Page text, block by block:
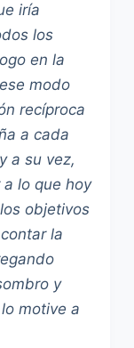
iría
los
en la
modo
recíproca
a cada
a su vez,
lo que hoy
objetivos
la
y
motive a